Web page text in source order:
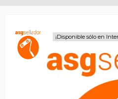
¡Disponible sólo en